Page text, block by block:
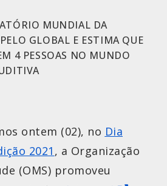
MUNDIAL DA
GLOBAL E ESTIMA QUE
4 PESSOAS NO MUNDO
ontem (02), no Dia
2021 , a Organização
(OMS) promoveu